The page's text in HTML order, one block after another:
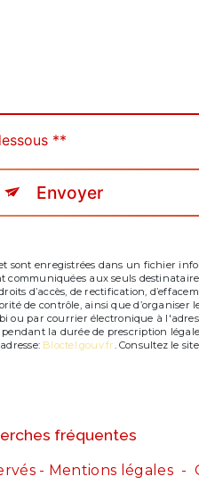
**
Envoyer
enregistrées dans un fichier
aux seuls
d’accès, de rectification,
de contrôle, ainsi que d’organiser
ou par courrier électronique à
la durée de prescription
Bloctel.gouv.fr. Consultez le
fréquentes
- Mentions légales-